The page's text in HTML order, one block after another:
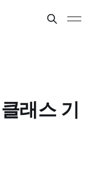
래스 기